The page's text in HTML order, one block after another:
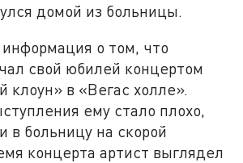
домой из больницы.
о том, что
свой юбилей концертом
в «Вегас холле».
ему стало плохо,
в больницу на скорой
концерта артист выглядел